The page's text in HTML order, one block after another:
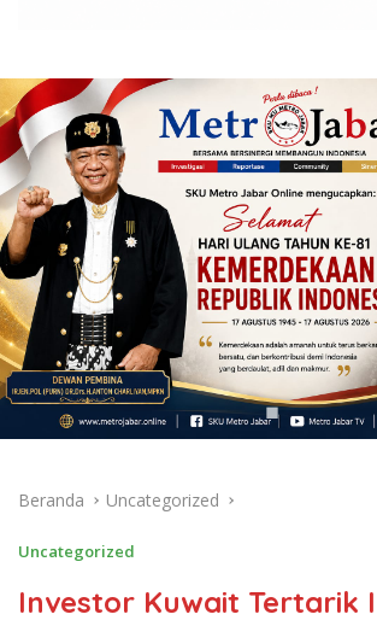
Beranda Uncategorized
Uncategorized
Investor Kuwait Tertarik